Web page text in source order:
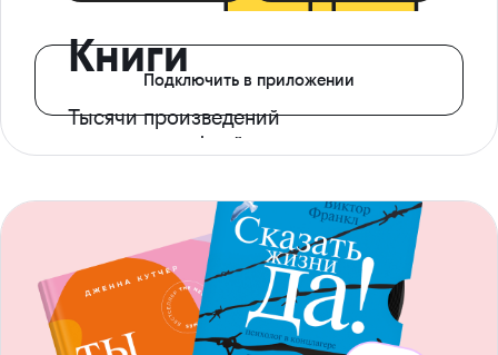
Книги
Тысячи произведений
с доступом офлайн
Подключить в приложении